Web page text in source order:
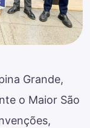
Grande,
o Maior São